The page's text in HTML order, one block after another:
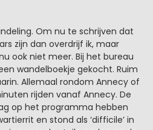
Om nu te schrijven dat
zijn dan overdrijf ik, maar
ook niet meer. Bij het bureau
wandelboekje gekocht. Ruim
Allemaal rondom Annecy of
rijden vanaf Annecy. De
op het programma hebben
en stond als ‘difficile’ in